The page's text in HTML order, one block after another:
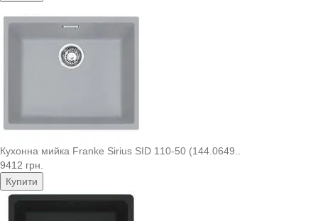
Кухонна мийка Franke Sirius SID 110-50 (144.0649..
9412 грн.
Купити